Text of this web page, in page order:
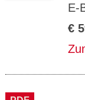
E-
€